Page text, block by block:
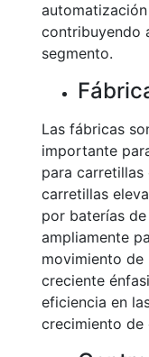
contribuyendo
segmento.
Las fábricas
importante
para carretillas
carretillas
por baterías
ampliamente
movimiento de
creciente
eficiencia en
crecimiento de